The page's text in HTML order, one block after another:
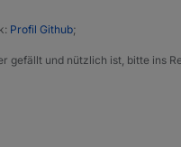
Profil Github;
gefällt und nützlich ist, bitte ins